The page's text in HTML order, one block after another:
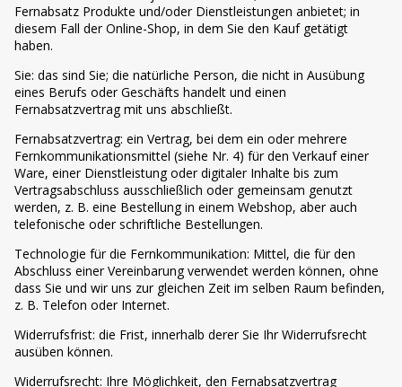
Fernabsatz Produkte und/oder Dienstleistungen anbietet; in
diesem Fall der Online-Shop, in dem Sie den Kauf getätigt
haben.
Sie: das sind Sie; die natürliche Person, die nicht in Ausübung
eines Berufs oder Geschäfts handelt und einen
Fernabsatzvertrag mit uns abschließt.
Fernabsatzvertrag: ein Vertrag, bei dem ein oder mehrere
Fernkommunikationsmittel (siehe Nr. 4) für den Verkauf einer
Ware, einer Dienstleistung oder digitaler Inhalte bis zum
Vertragsabschluss ausschließlich oder gemeinsam genutzt
werden, z. B. eine Bestellung in einem Webshop, aber auch
telefonische oder schriftliche Bestellungen.
Technologie für die Fernkommunikation: Mittel, die für den
Abschluss einer Vereinbarung verwendet werden können, ohne
dass Sie und wir uns zur gleichen Zeit im selben Raum befinden,
z. B. Telefon oder Internet.
Widerrufsfrist: die Frist, innerhalb derer Sie Ihr Widerrufsrecht
ausüben können.
Widerrufsrecht: Ihre Möglichkeit, den Fernabsatzvertrag